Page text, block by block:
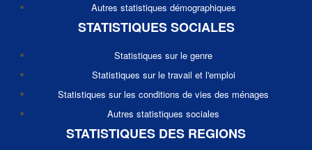
Autres statistiques démographiques
STATISTIQUES SOCIALES
Statistiques sur le genre
Statistiques sur le travail et l'emploi
Statistiques sur les conditions de vies des ménages
Autres statistiques sociales
STATISTIQUES DES REGIONS